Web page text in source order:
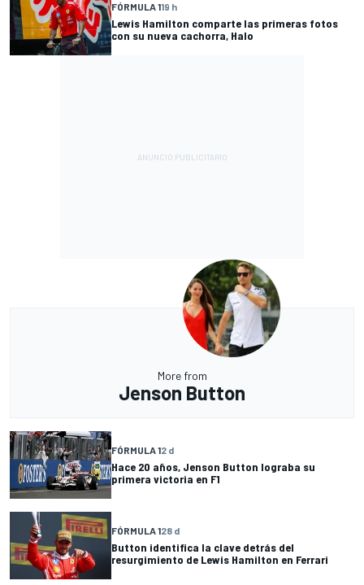
FÓRMULA 119 h
Lewis Hamilton comparte las primeras fotos
con su nueva cachorra, Halo
More from
Jenson Button
FÓRMULA 12 d
Hace 20 años, Jenson Button lograba su
primera victoria en F1
FÓRMULA 128 d
Button identifica la clave detrás del
resurgimiento de Lewis Hamilton en Ferrari